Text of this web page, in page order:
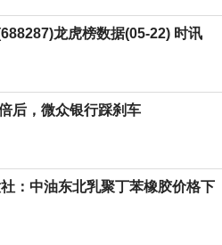
龙虎榜数据(05-22) 时讯
后，微众银行踩刹车
：中油东北乳聚丁苯橡胶价格下